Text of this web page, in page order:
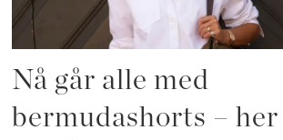
Nå går alle med
bermudashorts –